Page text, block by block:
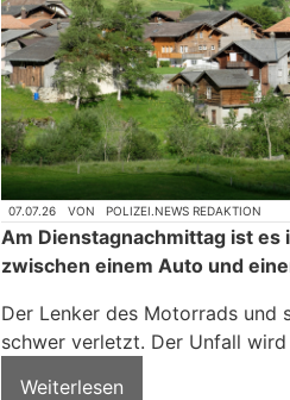
07.07.26 VON POLIZEI.NEWS REDAKTION
Am Dienstagnachmittag ist es
zwischen einem Auto und
Der Lenker des Motorrads und
schwer verletzt. Der Unfall
Weiterlesen